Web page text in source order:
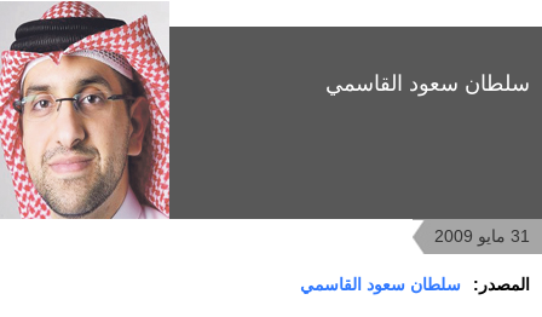
سلطان سعود القاسمي
31 مايو 2009
المصدر: سلطان سعود القاسمي